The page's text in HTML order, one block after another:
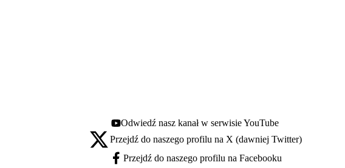
Youtube - otwiera się w nowej karcie
Odwiedź nasz kanał w serwisie YouTube
X - otwiera się w nowej karcie
Przejdź do naszego profilu na X (dawniej Twitter)
Facebook - otwiera się w nowej karcie
Przejdź do naszego profilu na Facebooku